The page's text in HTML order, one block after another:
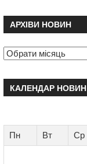
АРХІВИ НОВИН
КАЛЕНДАР НОВИН
Пн
Вт Ср